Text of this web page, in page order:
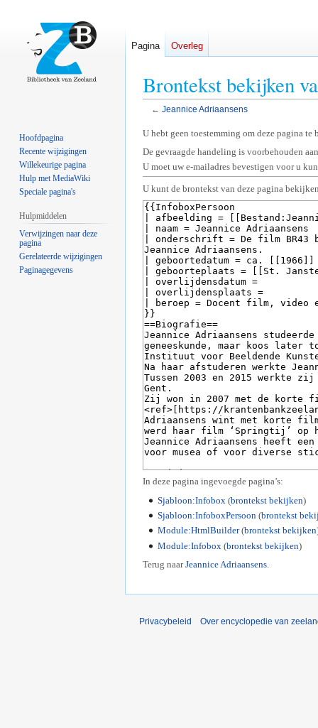
Brontekst bekijken
← Jeannice Adriaansens
Naar
navigatie
springen
Naar
zoeken
springen
U hebt geen toestemming om deze pagina te
De gevraagde handeling is voorbehouden
U moet uw e-mailadres bevestigen voor u
U kunt de brontekst van deze pagina
In deze pagina ingevoegde pagina’s:
Sjabloon:Infobox (brontekst bekijken)
Sjabloon:InfoboxPersoon (brontekst
Module:HtmlBuilder(brontekst bekijken
Module:Infobox (brontekst bekijken)
Terug naarJeannice Adriaansens.
Pagina Overleg
Hoofdpagina
Recente wijzigingen
Willekeurige pagina
Hulp met MediaWiki
Speciale pagina's
Hulpmiddelen
Verwijzingen naar deze
pagina
Gerelateerde wijzigingen
Paginagegevens
Privacybeleid Over encyclopedie van